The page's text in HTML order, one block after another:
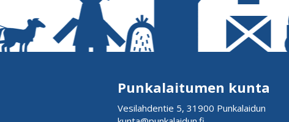
Punkalaitumen kunta
Vesilahdentie 5, 31900 Punkalaidun